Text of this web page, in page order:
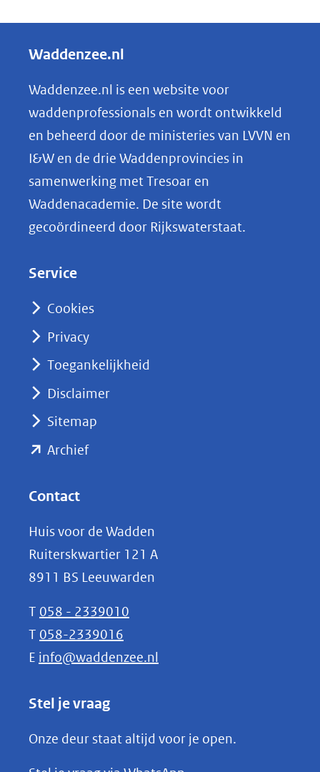
e
e
n
o
p
k
e
nieuw
naar
Waddenzee.nl
Waddenzee.nl is een website voor
waddenprofessionals en wordt ontwikkeld
en beheerd door de ministeries van LVVN en
I&W en de drie Waddenprovincies in
samenwerking met Tresoar en
Waddenacademie. De site wordt
gecoördineerd door Rijkswaterstaat.
Service
Cookies
Privacy
Toegankelijkheid
Disclaimer
Sitemap
Archief(opent
(verwijst
naar
een
andere
website)
Contact
Huis voor de Wadden
Ruiterskwartier 121 A
8911 BS Leeuwarden
T 058 - 2339010
T 058-2339016
E info@waddenzee.nl
Stel je vraag
Onze deur staat altijd voor je open.